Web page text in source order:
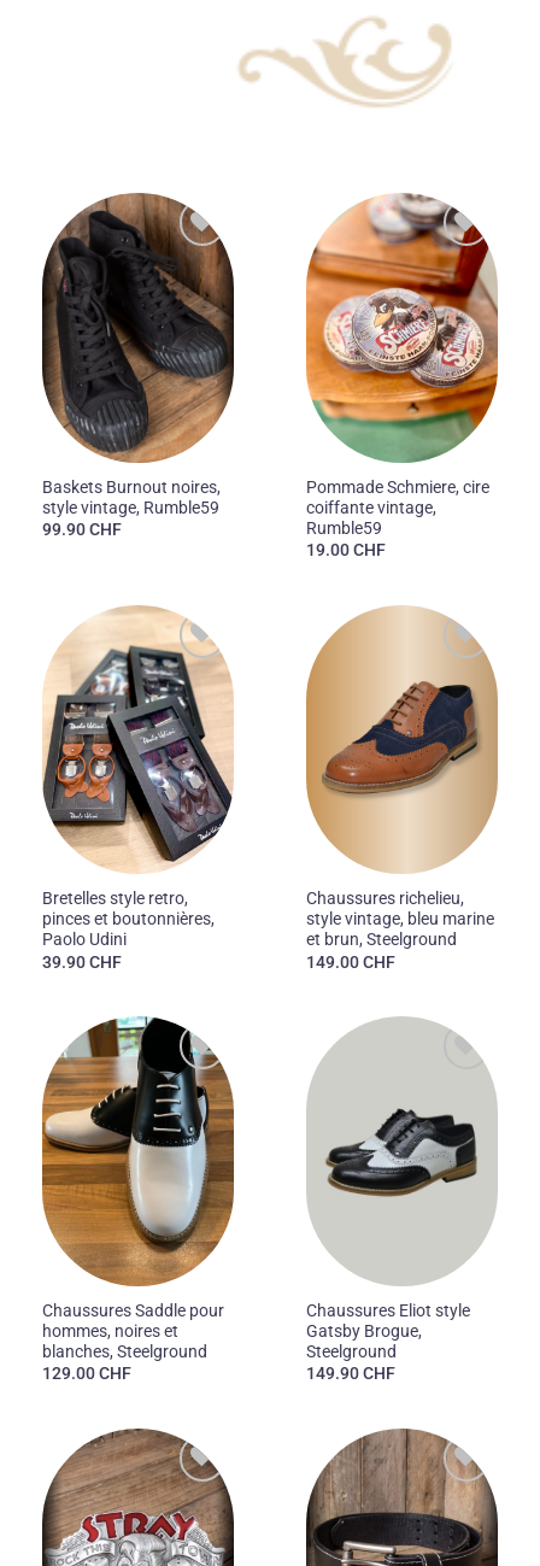
Ajouter
à la liste
des
souhaits
Baskets Burnout noires,
style vintage, Rumble59
99.90CHF
Ajouter
à la liste
des
souhaits
Pommade Schmiere, cire
coiffante vintage,
Rumble59
19.00CHF
Ajouter
à la liste
des
souhaits
Bretelles style retro,
pinces et boutonnières,
Paolo Udini
39.90CHF
Ajouter
à la liste
des
souhaits
Chaussures richelieu,
style vintage, bleu marine
et brun, Steelground
149.00CHF
Ajouter
à la liste
des
souhaits
Chaussures Saddle pour
hommes, noires et
blanches, Steelground
129.00CHF
des
souhaits
Chaussures Eliot style
Gatsby Brogue,
Steelground
149.90CHF
Ajouter
à la liste
des
souhaits
Ajouter
à la liste
des
souhaits